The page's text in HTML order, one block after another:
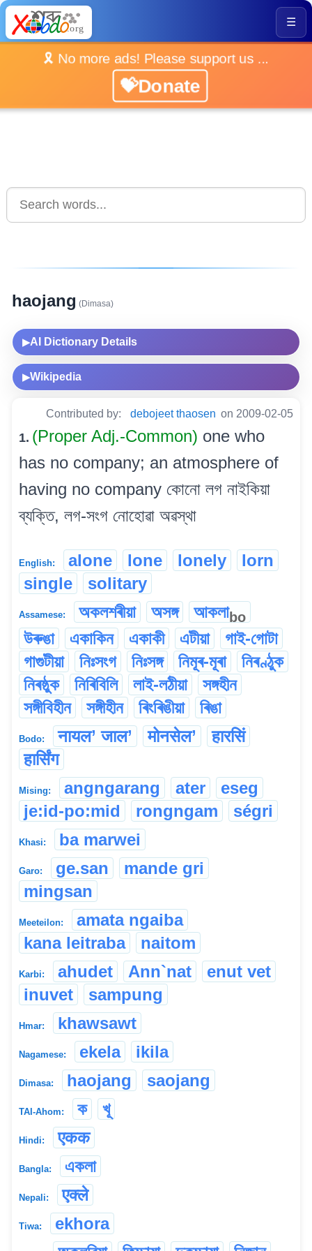
☰
🎗️ No more ads! Please support us ...
💝Donate
haojang (Dimasa)
▶AI Dictionary Details
▶Wikipedia
Contributed by: debojeet thaosen on 2009-02-05
1. (Proper Adj.-Common) one who
has no company; an atmosphere of
having no company কোনো লগ নাইকিয়া
ব্যক্তি, লগ-সংগ নোহোৱা অৱস্থা
English: alone lone lonely
lorn
single
solitary
Assamese: অকলশৰীয়া অসঙ্গ আকলাbo
উৰুঙা একাকিন একাকী এটীয়া
গাই-গোটা
গাগুটীয়া
নিঃসংগ নিঃসঙ্গ নিমূৰ-মূৰা
নিৰণ্ঠুক
নিৰষ্ঠুক
নিৰিবিলি লাই-লঠীয়া
সঙ্গহীন
সঙ্গীবিহীন
সঙ্গীহীন ৰিংৰিঙীয়া ৰিঙা
Bodo: नायल’ जाल’ मोनसेल’
हारसिं
हार्सिंग
Mising: angngarang ater
eseg
je:id-po:mid
rongngam ségri
Khasi: ba marwei
Garo: ge.san
mande gri
mingsan
Meeteilon:
amata ngaiba
kana leitraba
naitom
Karbi: ahudet Ann`nat
enut vet
inuvet
sampung
Hmar: khawsawt
Nagamese: ekela ikila
Dimasa: haojang saojang
TAI-Ahom: ক খূ
Hindi: एकक
Bangla: একলা
Nepali: एक्ले
Tiwa: ekhora